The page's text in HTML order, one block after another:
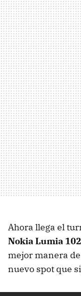
Ahora llega el
Nokia Lumia
mejor manera
nuevo spot que